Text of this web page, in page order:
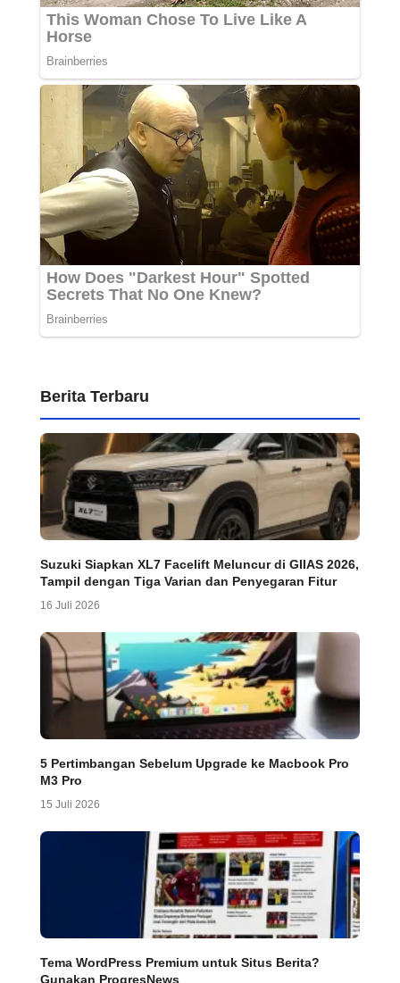
Berita Terbaru
Suzuki Siapkan XL7 Facelift Meluncur di GIIAS 2026,
Tampil dengan Tiga Varian dan Penyegaran Fitur
16 Juli 2026
5 Pertimbangan Sebelum Upgrade ke Macbook Pro
M3 Pro
15 Juli 2026
Tema WordPress Premium untuk Situs Berita?
Gunakan ProgresNews